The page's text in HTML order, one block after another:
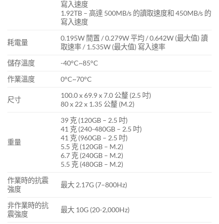
寫入速度
1.92TB – 高達 500MB/s 的讀取速度和 450MB/s 的
寫入速度
耗電量
0.195W 閒置 / 0.279W 平均 / 0.642W (最大值) 讀
取速率 / 1.535W (最大值) 寫入速率
儲存溫度
-40°C~85°C
作業溫度
0°C~70°C
尺寸
100.0 x 69.9 x 7.0 公釐 (2.5 吋)
80 x 22 x 1.35 公釐 (M.2)
重量
39 克 (120GB – 2.5 吋)
41 克 (240-480GB – 2.5 吋)
41 克 (960GB – 2.5 吋)
5.5 克 (120GB – M.2)
6.7 克 (240GB – M.2)
5.5 克 (480GB – M.2)
作業時的抗震
強度
最大 2.17G (7–800Hz)
非作業時的抗
震強度
最大 10G (20-2,000Hz)